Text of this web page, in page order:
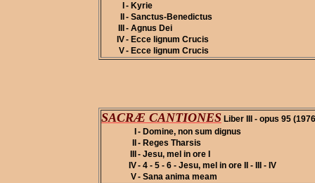
- Kyrie
- Sanctus-Benedictus
- Agnus Dei
IV- Ecce lignum Crucis
V- Ecce lignum Crucis
SACRÆ CANTIONES Liber III - opus 95
- Domine, non sum dignus
- Reges Tharsis
- Jesu, mel in ore I
IV- 4 - 5 - 6 - Jesu, mel in ore II - III - IV
V- Sana anima meam